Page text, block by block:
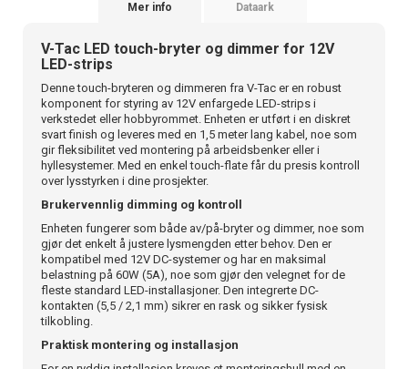
Mer info Dataark
V-Tac LED touch-bryter og dimmer for 12V
LED-strips
Denne touch-bryteren og dimmeren fra V-Tac er en robust
komponent for styring av 12V enfargede LED-strips i
verkstedet eller hobbyrommet. Enheten er utført i en diskret
svart finish og leveres med en 1,5 meter lang kabel, noe som
gir fleksibilitet ved montering på arbeidsbenker eller i
hyllesystemer. Med en enkel touch-flate får du presis kontroll
over lysstyrken i dine prosjekter.
Brukervennlig dimming og kontroll
Enheten fungerer som både av/på-bryter og dimmer, noe som
gjør det enkelt å justere lysmengden etter behov. Den er
kompatibel med 12V DC-systemer og har en maksimal
belastning på 60W (5A), noe som gjør den velegnet for de
fleste standard LED-installasjoner. Den integrerte DC-
kontakten (5,5 / 2,1 mm) sikrer en rask og sikker fysisk
tilkobling.
Praktisk montering og installasjon